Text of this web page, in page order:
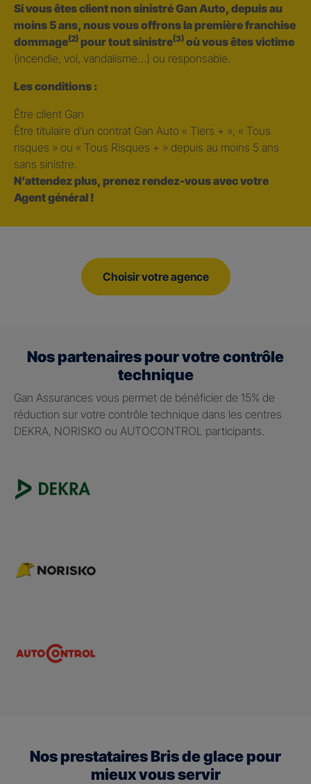
Si vous êtes client non sinistré Gan Auto, depuis au
moins 5 ans, nous vous offrons la première franchise
dommage(2) pour tout sinistre(3) où vous êtes victime
(incendie, vol, vandalisme…) ou responsable.
Les conditions :
Être client Gan
Être titulaire d’un contrat Gan Auto « Tiers + », « Tous
risques » ou « Tous Risques + » depuis au moins 5 ans
sans sinistre.
N’attendez plus, prenez rendez-vous avec votre
Agent général !
Choisir votre agence
Nos partenaires pour votre contrôle
technique
Gan Assurances vous permet de bénéficier de 15% de
réduction sur votre contrôle technique dans les centres
DEKRA, NORISKO ou AUTOCONTROL participants.
Nos prestataires Bris de glace pour
mieux vous servir